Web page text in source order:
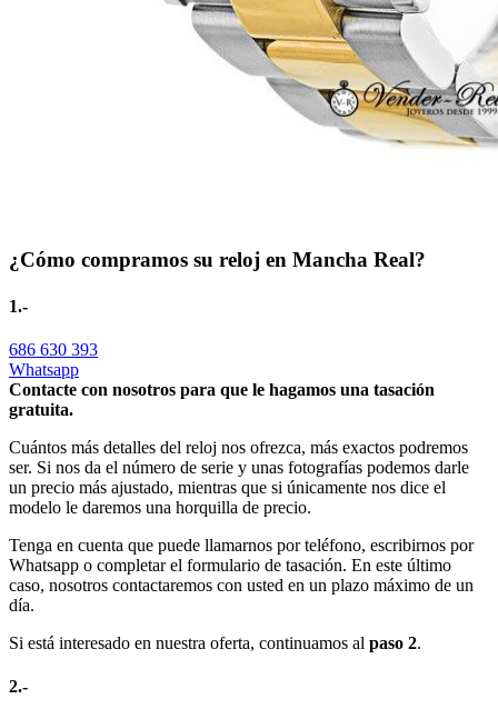
¿Cómo compramos su reloj en Mancha Real?
1.-
686 630 393
Whatsapp
Contacte con nosotros para que le hagamos una tasación
gratuita.
Cuántos más detalles del reloj nos ofrezca, más exactos podremos
ser. Si nos da el número de serie y unas fotografías podemos darle
un precio más ajustado, mientras que si únicamente nos dice el
modelo le daremos una horquilla de precio.
Tenga en cuenta que puede llamarnos por teléfono, escribirnos por
Whatsapp o completar el formulario de tasación. En este último
caso, nosotros contactaremos con usted en un plazo máximo de un
día.
Si está interesado en nuestra oferta, continuamos al paso 2.
2.-